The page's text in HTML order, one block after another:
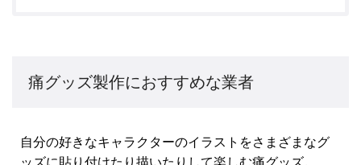
痛グッズ製作におすすめな業者
自分の好きなキャラクターのイラストをさまざまなグ